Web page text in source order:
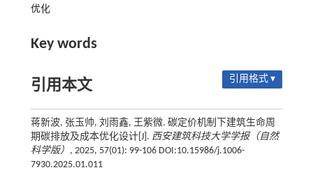
优化
Key words
引用本文 引用格式 ▾
蒋新波, 张玉帅, 刘雨鑫, 王紫微. 碳定价机制下建筑生命周
期碳排放及成本优化设计[J]. 西安建筑科技大学学报（自然
科学版） , 2025, 57(01): 99-106 DOI:10.15986/j.1006-
7930.2025.01.011